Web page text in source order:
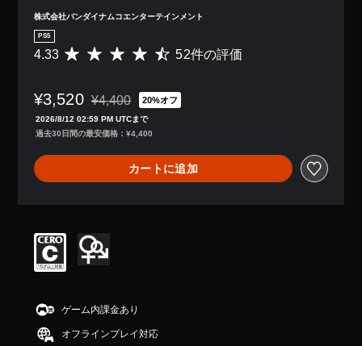
株式会社バンダイナムコエンターテインメント
PS5
評
は
5
2
平
均
評
段
階
中
4
.
3
4.33 52件の評価
¥3,520 通常価格¥4,400より値引き
¥4,400 20%オフ
2026/8/12 02:59 PM UTCまで
過去30日間の最安価格：¥4,400
カートに追加
ゲーム内課金あり
オフラインプレイ対応